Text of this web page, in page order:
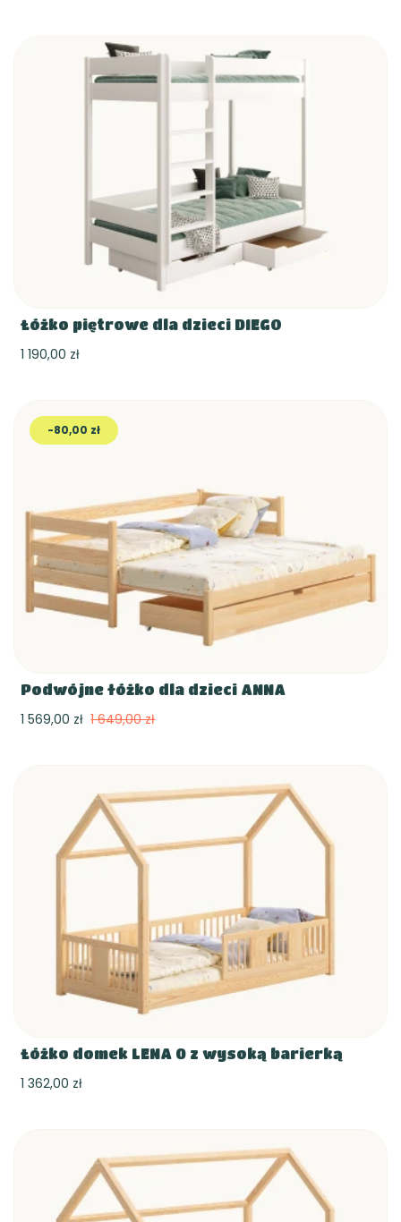
Łóżko piętrowe dla dzieci DIEGO
1 190,00 zł
-80,00 zł
Podwójne łóżko dla dzieci ANNA
1 569,00 zł 1 649,00 zł
Łóżko domek LENA 0 z wysoką barierką
1 362,00 zł